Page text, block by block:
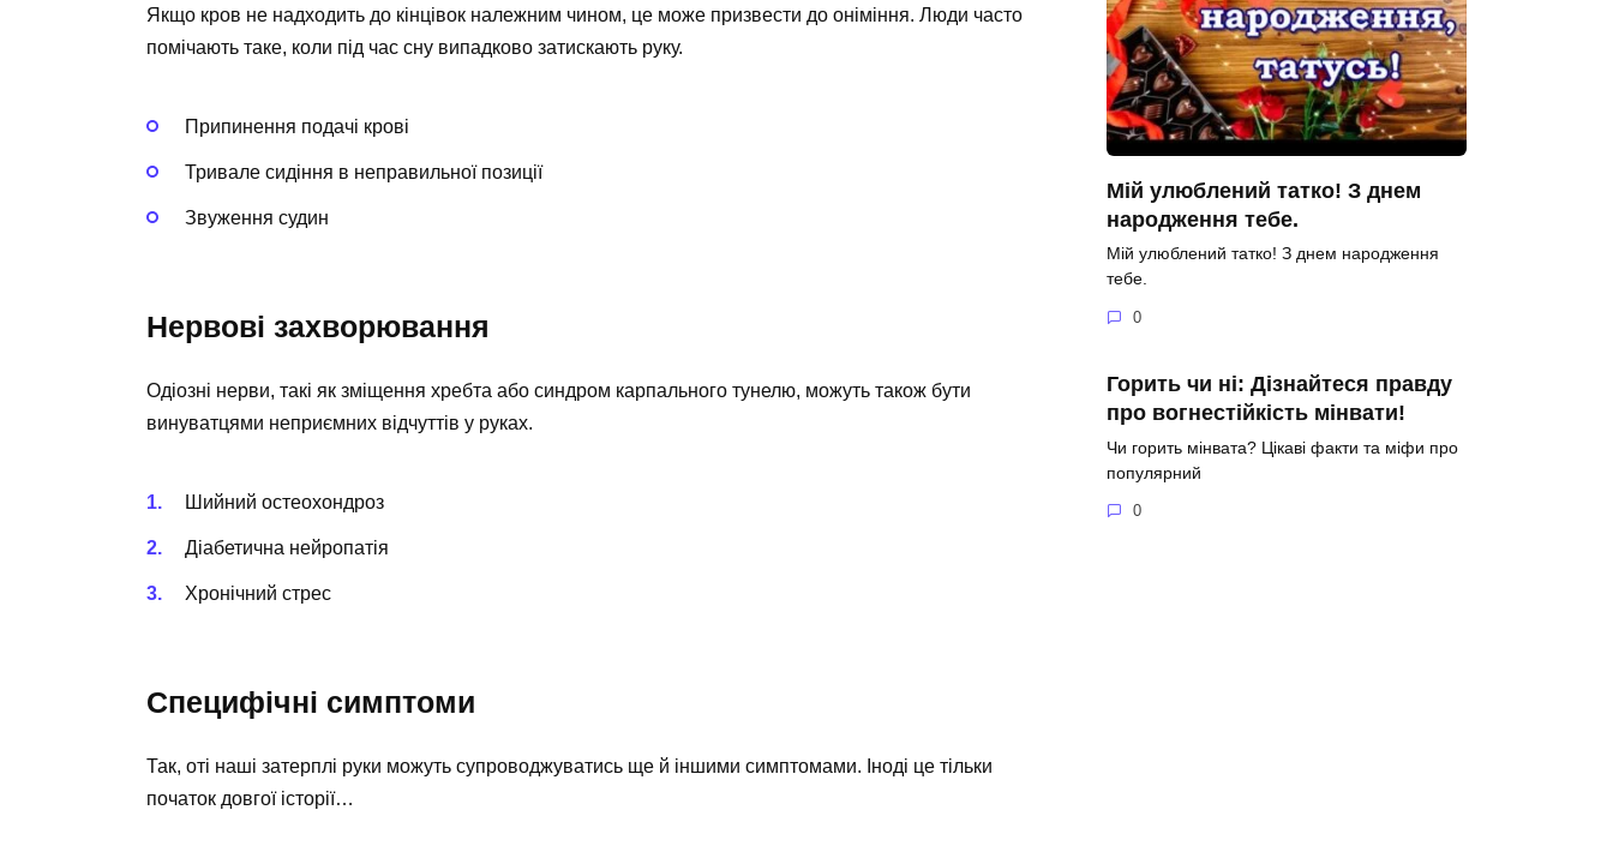
Якщо кров не надходить до кінцівок належним чином, це може призвести до оніміння. Люди часто
помічають таке, коли під час сну випадково затискають руку.
Припинення подачі крові
Тривале сидіння в неправильної позиції
Звуження судин
Нервові захворювання
Одіозні нерви, такі як зміщення хребта або синдром карпального тунелю, можуть також бути
винуватцями неприємних відчуттів у руках.
Шийний остеохондроз
Діабетична нейропатія
Хронічний стрес
Специфічні симптоми
Так, оті наші затерплі руки можуть супроводжуватись ще й іншими симптомами. Іноді це тільки
початок довгої історії…
Мій улюблений татко! З днем
народження тебе.
Мій улюблений татко! З днем народження
тебе.
0
Горить чи ні: Дізнайтеся правду
про вогнестійкість мінвати!
Чи горить мінвата? Цікаві факти та міфи про
популярний
0